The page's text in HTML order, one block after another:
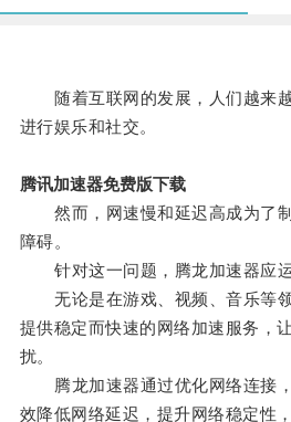
随着互联网的发展，人们越来越
进行娱乐和社交。
腾讯加速器免费版下载
然而，网速慢和延迟高成为了制
障碍。
针对这一问题，腾龙加速器应运
无论是在游戏、视频、音乐等领
提供稳定而快速的网络加速服务，
扰。
腾龙加速器通过优化网络连接
效降低网络延迟，提升网络稳定性